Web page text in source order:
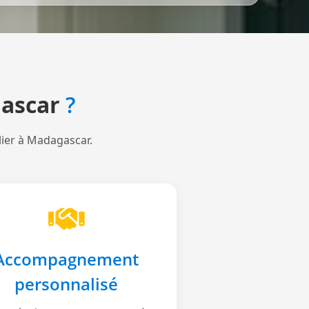
?
à Madagascar.
personnalisé